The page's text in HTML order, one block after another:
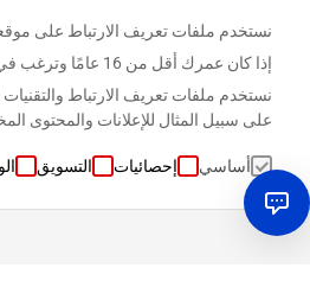
نستخدم ملفات تعريف الارتباط على
إذا كان عمرك أقل من 16 عامًا وترغب في الموافقة على الخدمات الاختيارية، يجب أن تطلب الإذن من أولياء أمرك القانونيين.
على سبيل المثال للإعلانات والمحتوى
أساسي إحصائيات التسويق